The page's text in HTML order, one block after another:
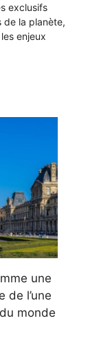
exclusifs
de la planète,
enjeux
une
de l’une
monde